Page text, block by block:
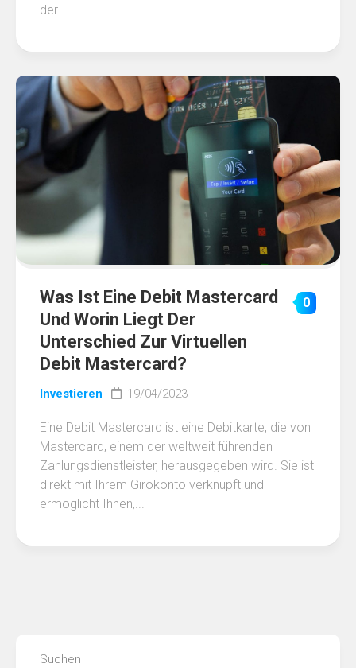
der...
Was Ist Eine Debit Mastercard
Und Worin Liegt Der
Unterschied Zur Virtuellen
Debit Mastercard?
0
Investieren 19/04/2023
Eine Debit Mastercard ist eine Debitkarte, die von
Mastercard, einem der weltweit führenden
Zahlungsdienstleister, herausgegeben wird. Sie ist
direkt mit Ihrem Girokonto verknüpft und
ermöglicht Ihnen,...
Suchen